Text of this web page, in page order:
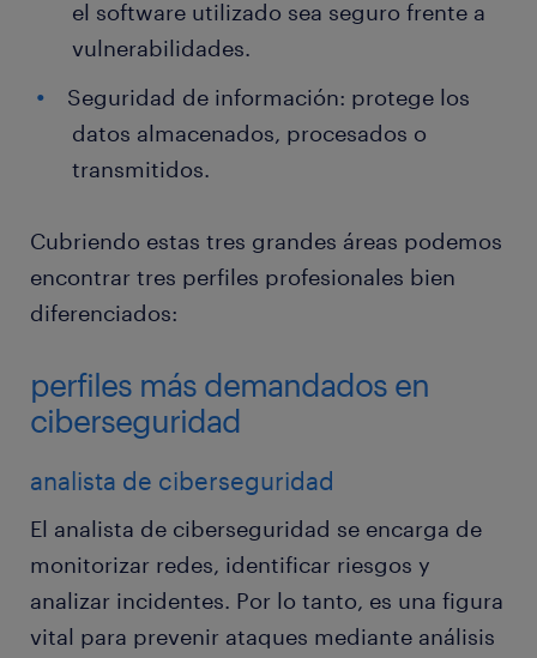
el software utilizado sea seguro frente a
vulnerabilidades.
Seguridad de información: protege los
datos almacenados, procesados o
transmitidos.
Cubriendo estas tres grandes áreas podemos
encontrar tres perfiles profesionales bien
diferenciados:
perfiles más demandados en
ciberseguridad
analista de ciberseguridad
El analista de ciberseguridad se encarga de
monitorizar redes, identificar riesgos y
analizar incidentes. Por lo tanto, es una figura
vital para prevenir ataques mediante análisis